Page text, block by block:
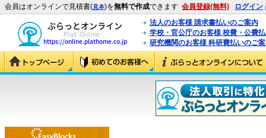
会員はオンラインで見積書(見本)を無料で作成できます 会員登録(無料) ログイン
法人のお客様 請求書払いのご案内
学校・官公庁のお客様 校費・公費
研究機関のお客様 科研費払いのご